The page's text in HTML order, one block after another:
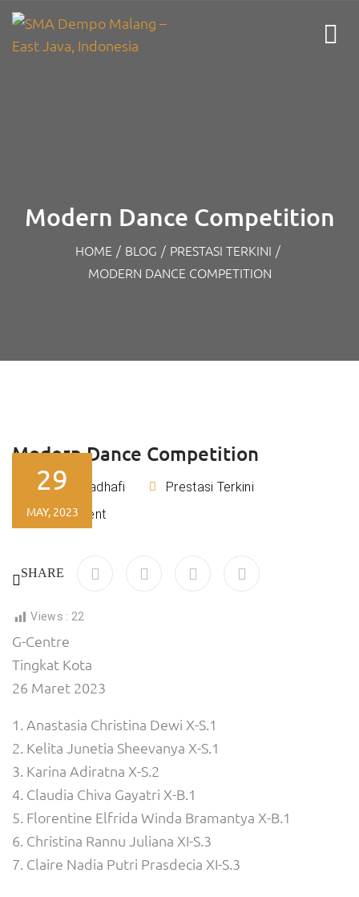
Modern Dance Competition
HOME / BLOG / PRESTASI TERKINI /
MODERN DANCE COMPETITION
Modern Dance Competition
By Rizky Kadhafi
Prestasi Terkini
No Comment
29
MAY, 2023
SHARE
Views : 22
G-Centre
Tingkat Kota
26 Maret 2023
1. Anastasia Christina Dewi X-S.1
2. Kelita Junetia Sheevanya X-S.1
3. Karina Adiratna X-S.2
4. Claudia Chiva Gayatri X-B.1
5. Florentine Elfrida Winda Bramantya X-B.1
6. Christina Rannu Juliana XI-S.3
7. Claire Nadia Putri Prasdecia XI-S.3